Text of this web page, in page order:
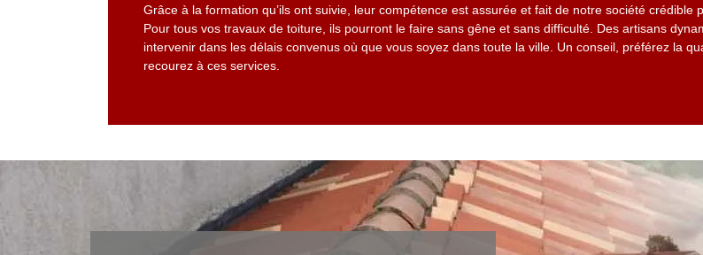
Grâce à la formation qu’ils ont suivie, leur compétence est assurée et fait de notre société crédible
Pour tous vos travaux de toiture, ils pourront le faire sans gêne et sans difficulté. Des artisans
intervenir dans les délais convenus où que vous soyez dans toute la ville. Un conseil, préférez la
recourez à ces services.